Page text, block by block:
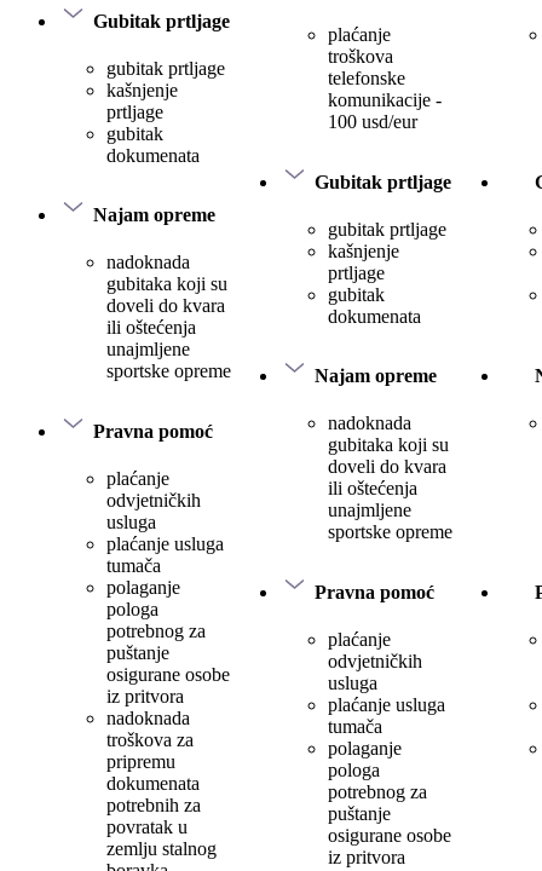
Gubitak prtljage
gubitak prtljage
kašnjenje
prtljage
gubitak
dokumenata
Najam opreme
nadoknada
gubitaka koji su
doveli do kvara
ili oštećenja
unajmljene
sportske opreme
Pravna pomoć
plaćanje
odvjetničkih
usluga
plaćanje usluga
tumača
polaganje
pologa
potrebnog za
puštanje
osigurane osobe
iz pritvora
nadoknada
troškova za
pripremu
dokumenata
potrebnih za
povratak u
zemlju stalnog
plaćanje
troškova
telefonske
komunikacije -
100 usd/eur
Gubitak prtljage
gubitak prtljage
kašnjenje
prtljage
gubitak
dokumenata
Najam opreme
nadoknada
gubitaka koji su
doveli do kvara
ili oštećenja
unajmljene
sportske opreme
Pravna pomoć
plaćanje
odvjetničkih
usluga
plaćanje usluga
tumača
polaganje
pologa
potrebnog za
puštanje
osigurane osobe
iz pritvora